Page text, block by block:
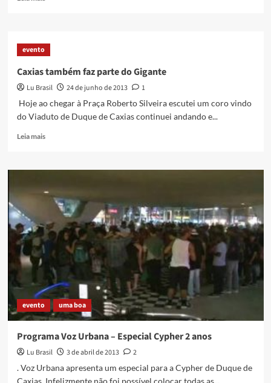
do
livro
Cerol
Fininho
–
Histórias
Mate
Angu
evento
Caxias também faz parte do Gigante
Lu Brasil 24 de junho de 2013
1
Hoje ao chegar à Praça Roberto Silveira escutei um coro vindo
do Viaduto de Duque de Caxias continuei andando e...
Leia maisRead
Caxias
faz
parte
Gigante
evento uma boa
Programa Voz Urbana – Especial Cypher 2 anos
Lu Brasil 3 de abril de 2013
2
. Voz Urbana apresenta um especial para a Cypher de Duque de